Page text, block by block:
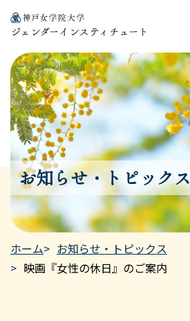
お知らせ・トピックス
ホーム
お知らせ・トピックス
映画『女性の休日』のご案内